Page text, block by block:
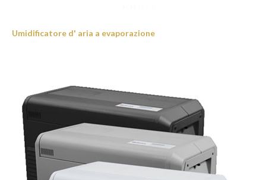
Umidificatore d' aria a evaporazione